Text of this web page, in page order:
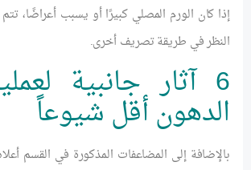
إذا كان الورم المصلي كبيرًا أو يسبب أعراضًا،
النظر في طريقة تصريف أخرى.
6 آثار جانبية
الدهون أقل شيوعاً
بالإضافة إلى المضاعفات المذكورة في القسم